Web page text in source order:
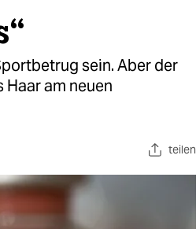
sein. Aber der
am neuen
teilen